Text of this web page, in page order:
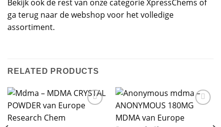
Bekijk ook de rest van onze categorieXpressChems of
ga terug naar dewebshop voor het volledige
assortiment.
RELATED PRODUCTS